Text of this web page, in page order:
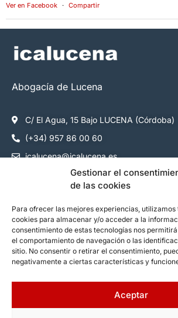
Gestionar el
de las cookies
Para ofrecer las mejores experiencias,
cookies para almacenar y/o acceder a la
consentimiento de estas tecnologías nos
el comportamiento de navegación o las
sitio. No consentir o retirar el consentimiento,
negativamente a ciertas características y
Aceptar
Ver en Facebook · Compartir
Abogacía de Lucena
C/ El Agua, 15 Bajo LUCENA (Córdoba)
(+34) 957 86 00 60
icalucena@icalucena.es
Cómo colegiarse
Servicios ciudadanos
Contacto
Síguenos: